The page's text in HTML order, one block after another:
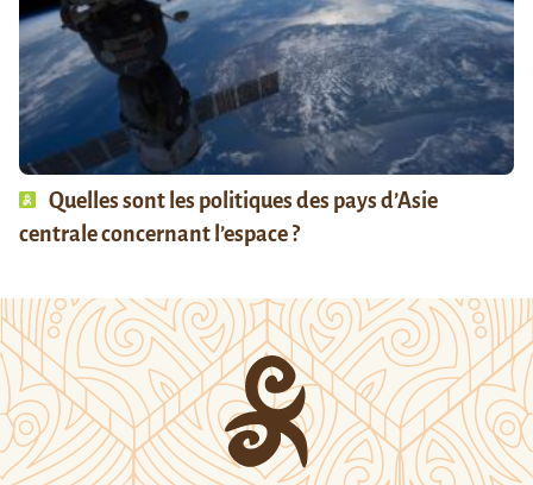
Quelles sont les politiques des pays d’Asie
centrale concernant l’espace ?